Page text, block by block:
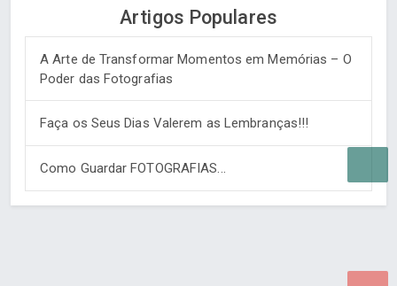
Artigos Populares
A Arte de Transformar Momentos em Memórias – O
Poder das Fotografias
Faça os Seus Dias Valerem as Lembranças!!!
Como Guardar FOTOGRAFIAS...